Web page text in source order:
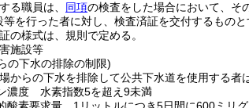
る職員は、 同項の検査をした場合において、そ
を行った者に対し、検査済証を交付するものと
の様式は、規則で定める。
施設等
の下水の排除の制限)
からの下水を排除して公共下水道を使用する者
濃度 水素指数5を超え9未満